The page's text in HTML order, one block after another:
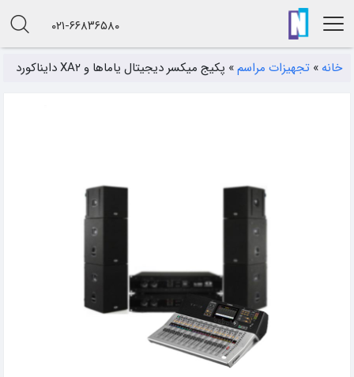
۰۲۱-۶۶۸۳۶۵۸۰
خانه » تجهیزات مراسم» پکیج میکسر دیجیتال یاماها و XA۲ دایناکورد